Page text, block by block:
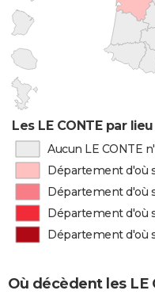
Les LE CONTE par
Aucun LE CONTE
Département d'où
Département d'où
Département d'où
Département d'où
Où décèdent les LE